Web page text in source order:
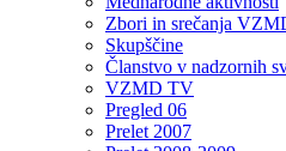
Zbori in srečanja
Skupščine
Članstvo v nadzornih
VZMD TV
Pregled 06
Prelet 2007